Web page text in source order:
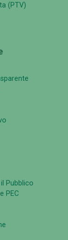
(PTV)
Pubblico
PEC